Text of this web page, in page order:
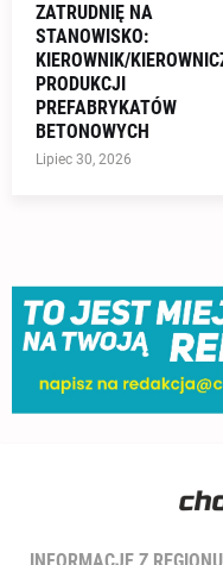
ZATRUDNIĘ NA
STANOWISKO:
KIEROWNIK/
PRODUKCJI
PREFABRYKATÓW
BETONOWYCH
Lipiec 30, 2026